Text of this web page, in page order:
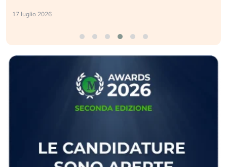
17 luglio 2026